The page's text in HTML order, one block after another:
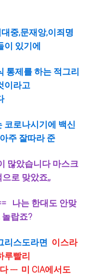
재앙,이죄명
이 있기에
하는 적그리
이라고
기에 백신
주 잘따라 준
다 마스크
로 맞았죠,,
한대도 안맞
랍죠?
리스도라면
이스라
루빨리
미 CIA에서도